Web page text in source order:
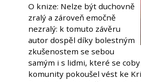
O knize: Nelze být duchovně
zralý a zároveň emočně
nezralý: k tomuto závěru
autor dospěl díky bolestným
zkušenostem se sebou
samým i s lidmi, které se
komunity pokoušel vést ke